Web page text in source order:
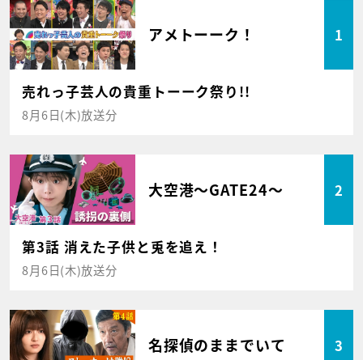
アメトーーク！ 1
売れっ子芸人の貴重トーーク祭り!!
8月6日(木)放送分
大空港～GATE24～ 2
第3話 消えた子供と兎を追え！
8月6日(木)放送分
名探偵のままでいて 3